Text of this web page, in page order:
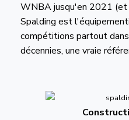
WNBA jusqu'en 2021 (et
Spalding est
compétitions partout
décennies, une vraie